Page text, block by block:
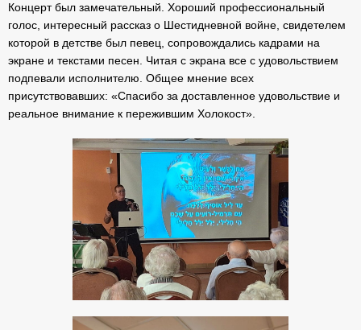
Концерт был замечательный. Хороший профессиональный
голос, интересный рассказ о Шестидневной войне, свидетелем
которой в детстве был певец, сопровождались кадрами на
экране и текстами песен. Читая с экрана все с удовольствием
подпевали исполнителю. Общее мнение всех
присутствовавших: «Спасибо за доставленное удовольствие и
реальное внимание к пережившим Холокост».